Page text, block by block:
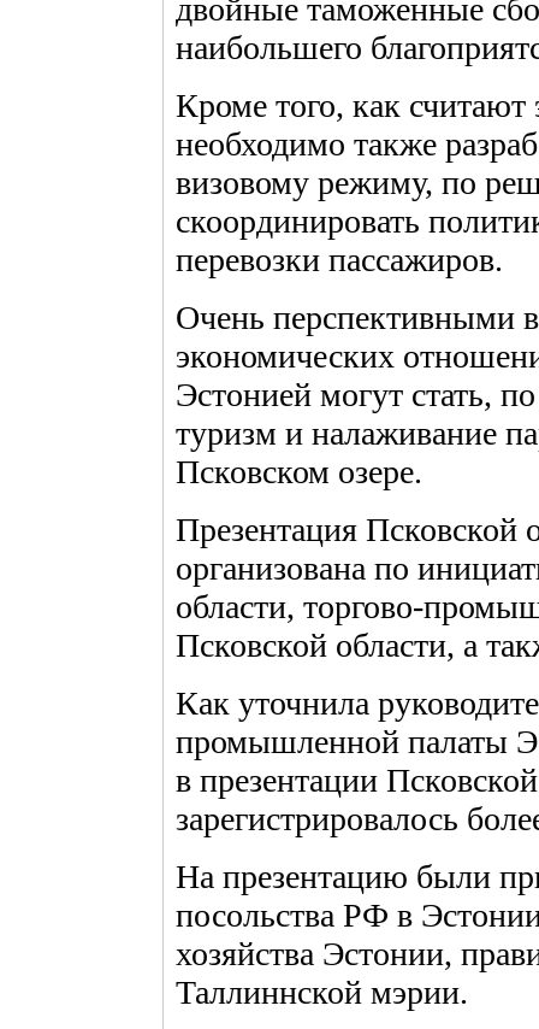
двойные таможенные
наибольшего
Кроме того, как считают
необходимо также
визовому режиму, по
скоординировать
перевозки пассажиров.
Очень перспективными
экономических
Эстонией могут стать,
туризм и налаживание
Псковском озере.
Презентация Псковской
организована по
области, торгово-
Псковской области, а
Как уточнила
промышленной палаты
в презентации
зарегистрировалось
На презентацию были
посольства РФ в
хозяйства Эстонии,
Таллиннской мэрии.